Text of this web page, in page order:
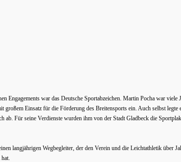
Engagements war das Deutsche Sportabzeichen. Martin Pocha war viele
großem Einsatz für die Förderung des Breitensports ein. Auch selbst legte
ab. Für seine Verdienste wurden ihm von der Stadt Gladbeck die
langjährigen Wegbegleiter, der den Verein und die Leichtathletik über